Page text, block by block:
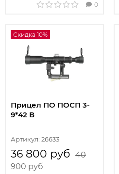
0
Скидка 10%
Прицел ПО ПОСП 3-
9*42 В
Артикул: 26633
36 800 руб 40
900 руб